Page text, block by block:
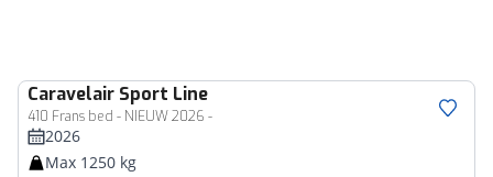
Caravelair Sport Line
410 Frans bed - NIEUW 2026 -
2026
Max 1250 kg